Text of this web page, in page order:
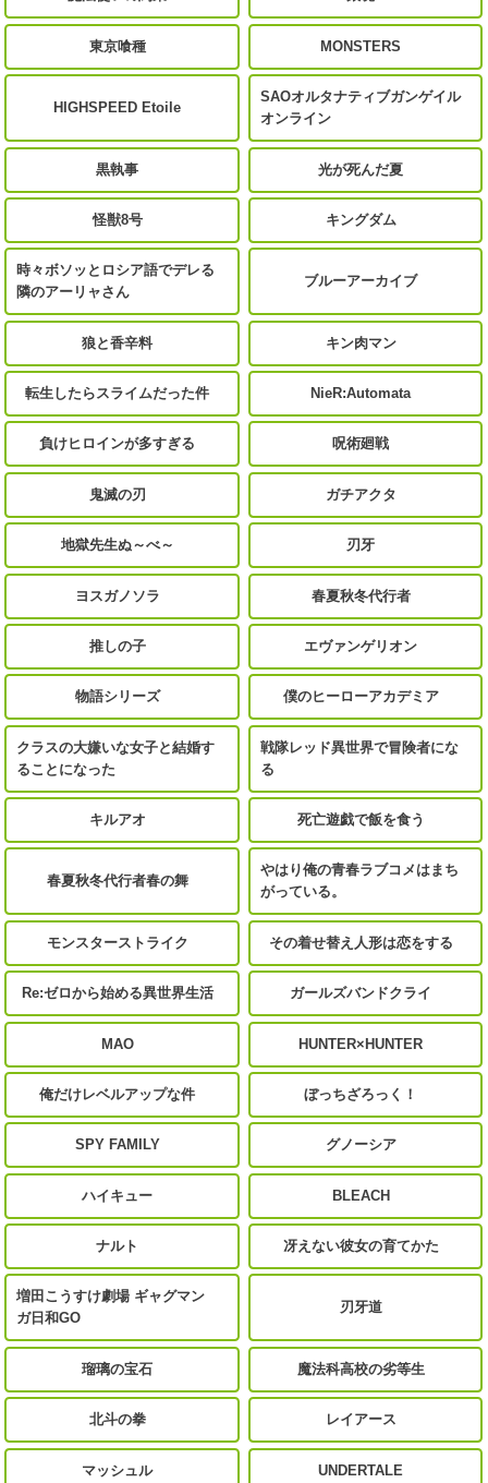
東京喰種 MONSTERS
HIGHSPEED Etoile
SAOオルタナティブガンゲイル
オンライン
黒執事 光が死んだ夏
怪獣8号 キングダム
時々ボソッとロシア語でデレる
隣のアーリャさん
ブルーアーカイブ
狼と香辛料 キン肉マン
転生したらスライムだった件 NieR:Automata
負けヒロインが多すぎる 呪術廻戦
鬼滅の刃 ガチアクタ
地獄先生ぬ～べ～ 刃牙
ヨスガノソラ 春夏秋冬代行者
推しの子 エヴァンゲリオン
物語シリーズ 僕のヒーローアカデミア
クラスの大嫌いな女子と結婚す
ることになった
戦隊レッド異世界で冒険者にな
る
キルアオ 死亡遊戯で飯を食う
春夏秋冬代行者春の舞
やはり俺の青春ラブコメはまち
がっている。
モンスターストライク その着せ替え人形は恋をする
Re:ゼロから始める異世界生活 ガールズバンドクライ
MAO HUNTER×HUNTER
俺だけレベルアップな件 ぼっちざろっく！
SPY FAMILY グノーシア
ハイキュー BLEACH
ナルト 冴えない彼女の育てかた
増田こうすけ劇場 ギャグマン
ガ日和GO
刃牙道
瑠璃の宝石 魔法科高校の劣等生
北斗の拳 レイアース
マッシュル UNDERTALE